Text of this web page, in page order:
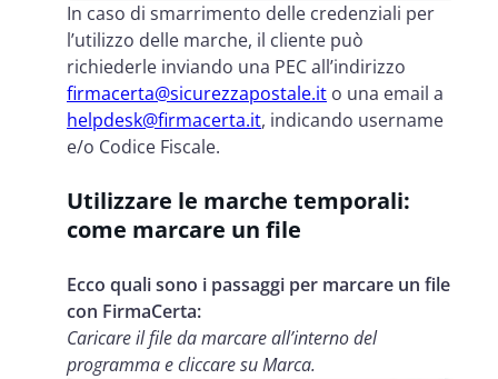
In caso di smarrimento delle credenziali per
l’utilizzo delle marche, il cliente può
richiederle inviando una PEC all’indirizzo
firmacerta@sicurezzapostale.it o una email a
helpdesk@firmacerta.it, indicando username
e/o Codice Fiscale.
Utilizzare le marche temporali:
come marcare un file
Ecco quali sono i passaggi per marcare un file
con FirmaCerta:
Caricare il file da marcare all’interno del
programma e cliccare su Marca.